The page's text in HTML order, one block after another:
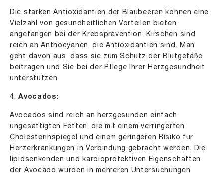
Die starken Antioxidantien der Blaubeeren können eine
Vielzahl von gesundheitlichen Vorteilen bieten,
angefangen bei der Krebsprävention. Kirschen sind
reich an Anthocyanen, die Antioxidantien sind. Man
geht davon aus, dass sie zum Schutz der Blutgefäße
beitragen und Sie bei der Pflege Ihrer Herzgesundheit
unterstützen.
4.Avocados:
Avocados sind reich an herzgesunden einfach
ungesättigten Fetten, die mit einem verringerten
Cholesterinspiegel und einem geringeren Risiko für
Herzerkrankungen in Verbindung gebracht werden. Die
lipidsenkenden und kardioprotektiven Eigenschaften
der Avocado wurden in mehreren Untersuchungen